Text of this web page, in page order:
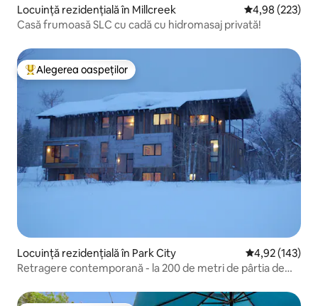
Locuință rezidențială în Millcreek Scor mediu de
4,98 (223)
Casă frumoasă SLC cu cadă cu hidromasaj privată!
Locuință din topul categoriei Alegerea oaspeților
Alegerea oaspeților
Locuință rezidențială în Park City Scor mediu de
4,92 (143)
Retragere contemporană - la 200 de metri de pârtia de